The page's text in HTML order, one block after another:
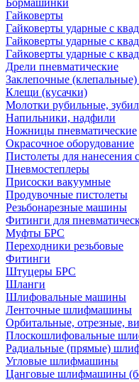
Бормашинки
Гайковерты
Гайковерты ударные с
Гайковерты ударные с
Гайковерты ударные с
Дрели пневматические
Заклепочные
Клещи (кусачки)
Молотки рубильные,
Напильники, надфили
Ножницы пневматические
Окрасочное оборудование
Пистолеты для нанесения
Пневмостеплеры
Присоски вакуумные
Продувочные пистолеты
Резьбонарезные машины
Фитинги для
Муфты БРС
Переходники резьбовые
Фитинги
Штуцеры БРС
Шланги
Шлифовальные машины
Ленточные шлифмашины
Орбитальные, отрезные,
Плоскошлифовальные
Радиальные (прямые)
Угловые шлифмашины
Цанговые шлифмашины